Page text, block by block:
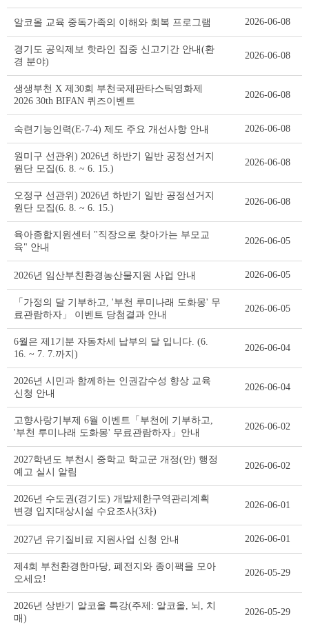
리
트
테
이
블
알코올 교육 중독가족의 이해와 회복 프로그램 2026-06-08
경기도 공익제보 핫라인 집중 신고기간 안내(환
경 분야)
2026-06-08
생생부천 X 제30회 부천국제판타스틱영화제
2026 30th BIFAN 퀴즈이벤트
2026-06-08
숙련기능인력(E-7-4) 제도 주요 개선사항 안내 2026-06-08
원미구 선관위) 2026년 하반기 일반 공정선거지
원단 모집(6. 8. ~ 6. 15.)
2026-06-08
오정구 선관위) 2026년 하반기 일반 공정선거지
원단 모집(6. 8. ~ 6. 15.)
2026-06-08
육아종합지원센터 "직장으로 찾아가는 부모교
육" 안내
2026-06-05
2026년 임산부친환경농산물지원 사업 안내 2026-06-05
「가정의 달 기부하고, '부천 루미나래 도화몽' 무
료관람하자」 이벤트 당첨결과 안내
2026-06-05
6월은 제1기분 자동차세 납부의 달 입니다. (6.
16. ~ 7. 7.까지)
2026-06-04
2026년 시민과 함께하는 인권감수성 향상 교육
신청 안내
2026-06-04
고향사랑기부제 6월 이벤트「부천에 기부하고,
'부천 루미나래 도화몽' 무료관람하자」안내
2026-06-02
2027학년도 부천시 중학교 학교군 개정(안) 행정
예고 실시 알림
2026-06-02
2026년 수도권(경기도) 개발제한구역관리계획
변경 입지대상시설 수요조사(3차)
2026-06-01
2027년 유기질비료 지원사업 신청 안내 2026-06-01
제4회 부천환경한마당, 폐전지와 종이팩을 모아
오세요!
2026-05-29
2026년 상반기 알코올 특강(주제: 알코올, 뇌, 치
매)
2026-05-29